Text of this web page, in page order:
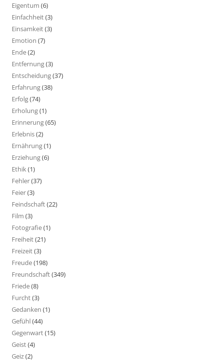
Eigentum (6)
Einfachheit(3)
Einsamkeit(3)
Emotion (7)
Ende(2)
Entfernung(3)
Entscheidung(37)
Erfahrung(38)
Erfolg(74)
Erholung(1)
Erinnerung(65)
Erlebnis(2)
Ernährung(1)
Erziehung(6)
Ethik(1)
Fehler(37)
Feier(3)
Feindschaft(22)
Film (3)
Fotografie(1)
Freiheit(21)
Freizeit(3)
Freude(198)
Freundschaft(349)
Friede(8)
Furcht(3)
Gedanken (1)
Gefühl(44)
Gegenwart(15)
Geist(4)
Geiz(2)